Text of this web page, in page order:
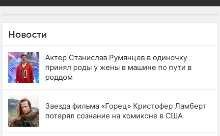
Новости
Актер Станислав Румянцев в одиночку
принял роды у жены в машине по пути в
роддом
Звезда фильма «Горец» Кристофер Ламберт
потерял сознание на комиконе в США